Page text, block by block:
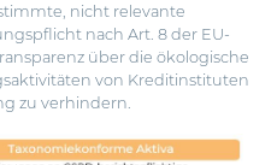
nicht relevante
nach Art. 8 der EU-
über die ökologische
von Kreditinstituten
zu verhindern.